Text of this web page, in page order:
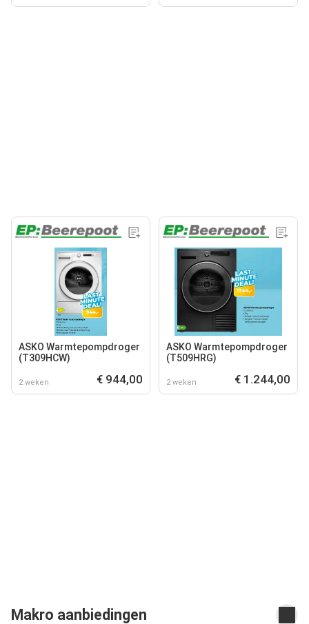
ASKO Warmtepompdroger
(T309HCW)
2 weken € 944,00
ASKO Warmtepompdroger
(T509HRG)
2 weken € 1.244,00
Makro aanbiedingen